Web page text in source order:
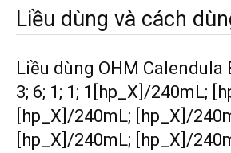
Liều dùng và cách
Liều dùng OHM Calendula
3; 6; 1; 1; 1[hp_X]/240mL;
[hp_X]/240mL; [hp_X]/
[hp_X]/240mL; [hp_X]/